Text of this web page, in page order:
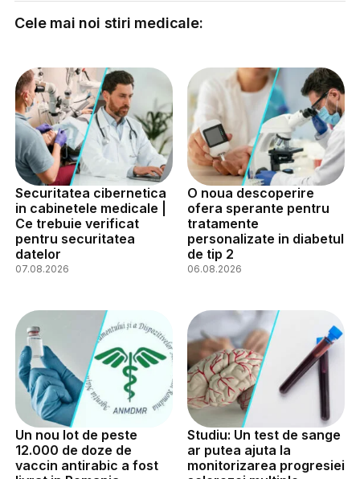
Cele mai noi stiri medicale:
Securitatea cibernetica
in cabinetele medicale |
Ce trebuie verificat
pentru securitatea
datelor
07.08.2026
O noua descoperire
ofera sperante pentru
tratamente
personalizate in diabetul
de tip 2
06.08.2026
Un nou lot de peste
12.000 de doze de
vaccin antirabic a fost
Studiu: Un test de sange
ar putea ajuta la
monitorizarea progresiei